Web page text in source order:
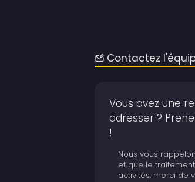
Contactez
Vous avez une
adresser ?
!
Nous vous
et que le
activités, merci de